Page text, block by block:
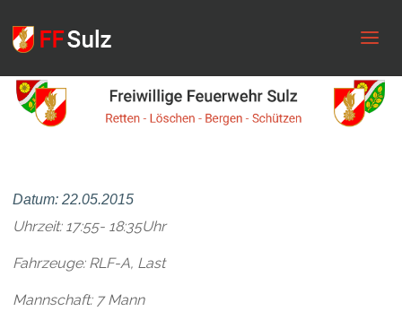
Datum: 22.05.2015
Uhrzeit: 17:55- 18:35Uhr
Fahrzeuge: RLF-A, Last
Mannschaft: 7 Mann